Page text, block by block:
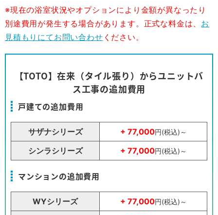
※現在の浴室状況やオプションにより金額が異なったり
別途費用が発生する場合があります。正式な料金は、 お
見積もりにてお問い合わせ ください。
【TOTO】在来（タイル張り）からユニットバ
ス工事の追加費用
戸建ての追加費用
サザナシリーズ + 77,000円(税込)～
シンラシリーズ + 77,000円(税込)～
マンションの追加費用
WYシリーズ + 77,000円(税込)～